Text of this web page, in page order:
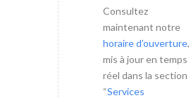
Consultez
maintenant notre
horaire d’ouverture,
mis à jour en temps
réel dans la section
“Services